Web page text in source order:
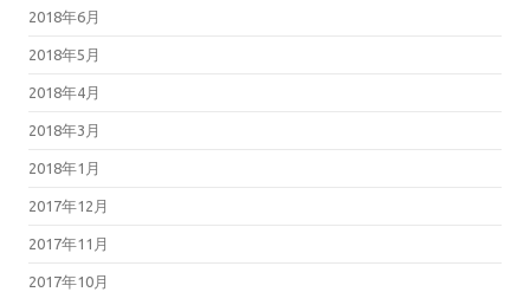
2018年6月
2018年5月
2018年4月
2018年3月
2018年1月
2017年12月
2017年11月
2017年10月